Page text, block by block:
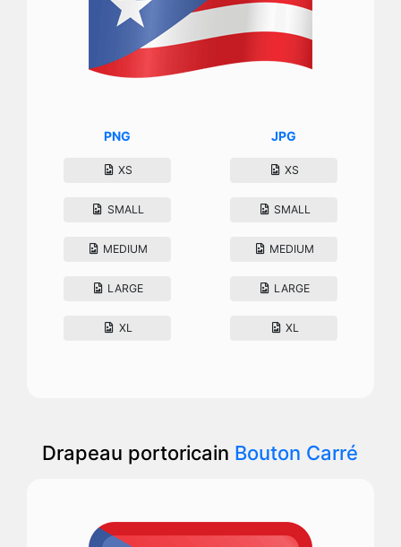
PNG
XS
SMALL
MEDIUM
LARGE
XL
JPG
XS
SMALL
MEDIUM
LARGE
XL
Drapeau portoricain Bouton Carré